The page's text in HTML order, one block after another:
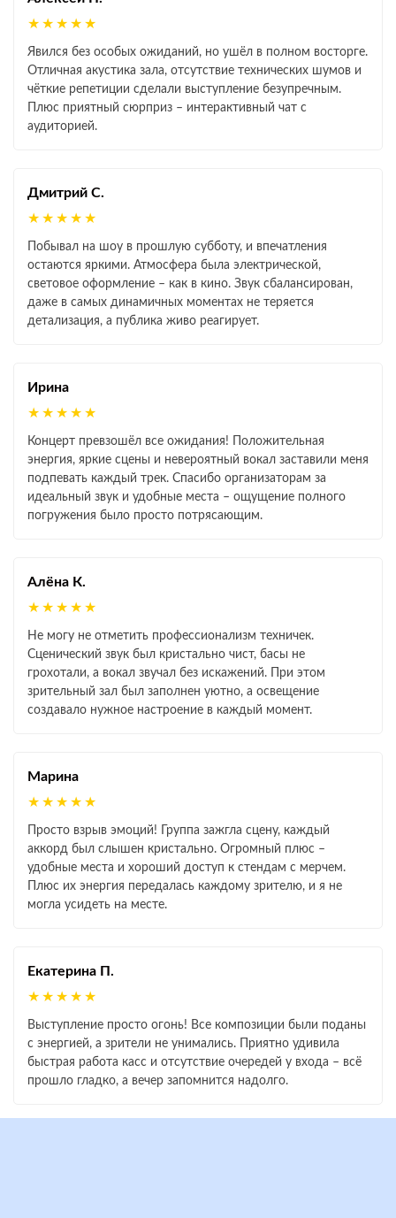
★★★★★
Явился без особых ожиданий, но ушёл в полном восторге.
Отличная акустика зала, отсутствие технических шумов и
чёткие репетиции сделали выступление безупречным.
Плюс приятный сюрприз – интерактивный чат с
аудиторией.
Дмитрий С.
★★★★★
Побывал на шоу в прошлую субботу, и впечатления
остаются яркими. Атмосфера была электрической,
световое оформление – как в кино. Звук сбалансирован,
даже в самых динамичных моментах не теряется
детализация, а публика живо реагирует.
Ирина
★★★★★
Концерт превзошёл все ожидания! Положительная
энергия, яркие сцены и невероятный вокал заставили меня
подпевать каждый трек. Спасибо организаторам за
идеальный звук и удобные места – ощущение полного
погружения было просто потрясающим.
Алёна К.
★★★★★
Не могу не отметить профессионализм техничек.
Сценический звук был кристально чист, басы не
грохотали, а вокал звучал без искажений. При этом
зрительный зал был заполнен уютно, а освещение
создавало нужное настроение в каждый момент.
Марина
★★★★★
Просто взрыв эмоций! Группа зажгла сцену, каждый
аккорд был слышен кристально. Огромный плюс –
удобные места и хороший доступ к стендам с мерчем.
Плюс их энергия передалась каждому зрителю, и я не
могла усидеть на месте.
Екатерина П.
★★★★★
Выступление просто огонь! Все композиции были поданы
с энергией, а зрители не унимались. Приятно удивила
быстрая работа касс и отсутствие очередей у входа – всё
прошло гладко, а вечер запомнится надолго.